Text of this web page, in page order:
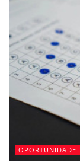
OPORTUNIDADE